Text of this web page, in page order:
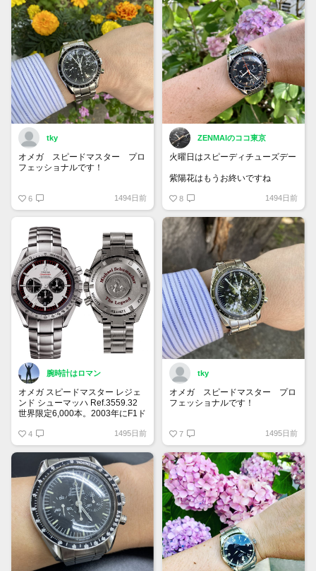
使用しているとしょうがないこと
ですがポリッシュの部分は傷が目
立ちますね…
大事に長く使っていきたいです！
tky
オメガ スピードマスター プロ
フェッショナルです！
ズデー！
6 1494日前
ZENMAIのココ東京
火曜日はスピーディチューズデー
紫陽花はもうお終いですね
8 1494日前
腕時計はロマン
オメガ スピードマスター レジェ
ンド シューマッハ Ref.3559.32
世界限定6,000本。2003年にF1ド
ハがワールドチャンピオンを獲得
した記念として2004年に発表さ
れたモデル。デイトナ ポールニ
ューマンを彷彿とさせるデザイン
で人気です◎
4 1495日前
tky
オメガ スピードマスター プロ
フェッショナルです！
に製造された第7世代です！
1957年の発売から大きくデザイ
ンが変わらないところが愛される
理由の一つですね！
7 1495日前